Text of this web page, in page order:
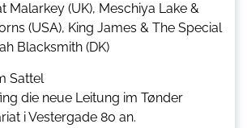
Malarkey (UK), Meschiya Lake &
(USA), King James & The Special
Blacksmith (DK)
Sattel
die neue Leitung im Tønder
i Vestergade 80 an.